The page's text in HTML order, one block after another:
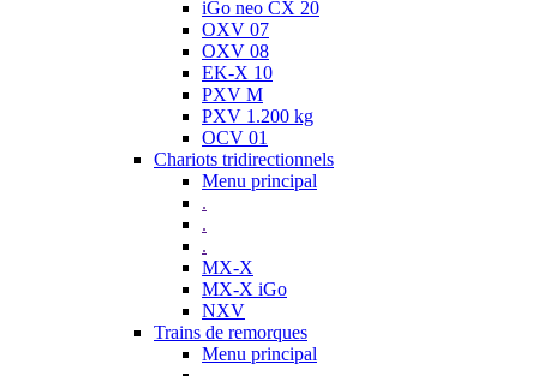
iGo neo CX 20
OXV 07
OXV 08
EK-X 10
PXV M
PXV 1.200 kg
OCV 01
Chariots tridirectionnels
Menu principal
.
.
.
MX-X
MX-X iGo
NXV
Trains de remorques
Menu principal